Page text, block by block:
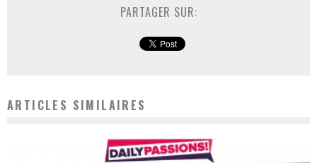
PARTAGER SUR:
ARTICLES SIMILAIRES